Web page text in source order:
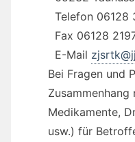
Telefon 06128
Fax 06128
E-Mail
Bei Fragen und
Medikamente,
usw.) für